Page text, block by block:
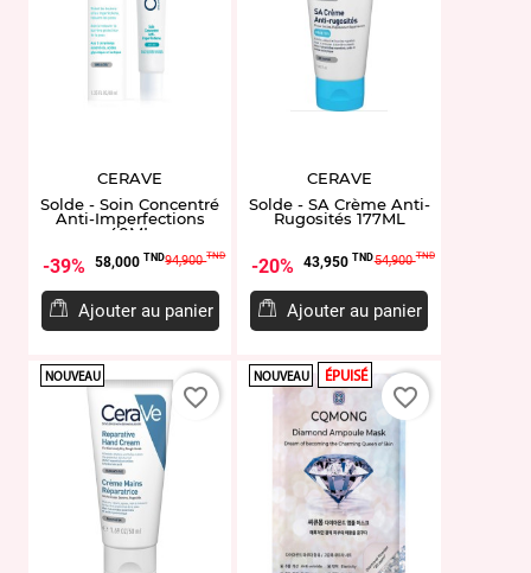
CERAVE
Solde - Soin Concentré
Anti-Imperfections
40ML
39% Prix
58,000 TNDPrix
base
94,900TND
Ajouter au panier
CERAVE
Solde - SA Crème Anti-
Rugosités 177ML
20% Prix
43,950 TNDPrix
base
54,900TND
Ajouter au panier
NOUVEAU
favorite_border
NOUVEAU ÉPUISÉ
favorite_border